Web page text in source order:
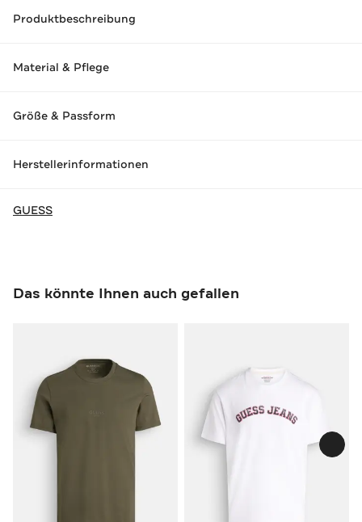
Produktbeschreibung
Material & Pflege
Größe & Passform
Herstellerinformationen
GUESS
Das könnte Ihnen auch gefallen